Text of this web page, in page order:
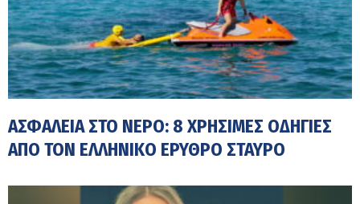
ΑΣΦΆΛΕΙΑ ΣΤΟ ΝΕΡΌ: 8 ΧΡΉΣΙΜΕΣ ΟΔΗΓΊΕΣ
ΑΠΌ ΤΟΝ ΕΛΛΗΝΙΚΌ ΕΡΥΘΡΌ ΣΤΑΥΡΌ